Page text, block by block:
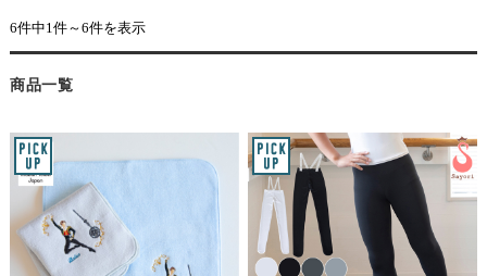
6件中1件～6件を表示
商品一覧